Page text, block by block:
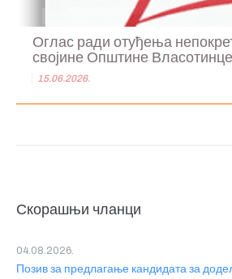
Оглас ради отуђења
својине Општине
15.06.2026.
Скорашњи чланци
Позив за предлагање кандидата за
04.08.2026.